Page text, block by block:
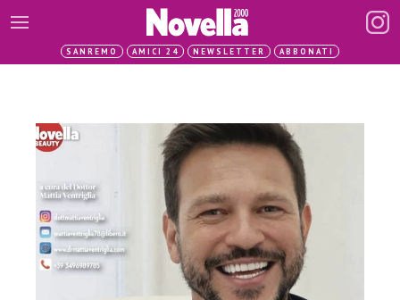
SANREMO AMICI 24 NEWSLETTER ABBONATI